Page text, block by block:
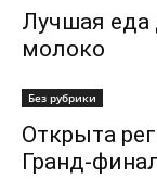
Лучшая еда
молоко
Без рубрики
Открыта
Гранд-